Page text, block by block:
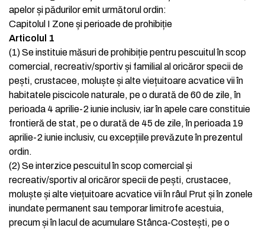
apelor și pădurilor emit următorul ordin:
Capitolul I Zone și perioade de prohibiție
Articolul 1
(1)Se instituie măsuri de prohibiție pentru pescuitul în scop
comercial, recreativ/sportiv și familial al oricăror specii de
pești, crustacee, moluște și alte viețuitoare acvatice vii în
habitatele piscicole naturale, pe o durată de 60 de zile, în
perioada 4 aprilie-2 iunie inclusiv, iar în apele care constituie
frontieră de stat, pe o durată de 45 de zile, în perioada 19
aprilie-2 iunie inclusiv, cu excepțiile prevăzute în prezentul
ordin.
(2)Se interzice pescuitul în scop comercial și
recreativ/sportiv al oricăror specii de pești, crustacee,
moluște și alte viețuitoare acvatice vii în râul Prut și în zonele
inundate permanent sau temporar limitrofe acestuia,
precum și în lacul de acumulare Stânca-Costești, pe o